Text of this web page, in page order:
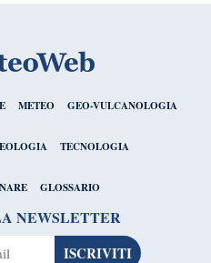
METEO GEO-VULCANOLOGIA
TECNOLOGIA
GLOSSARIO
NEWSLETTER